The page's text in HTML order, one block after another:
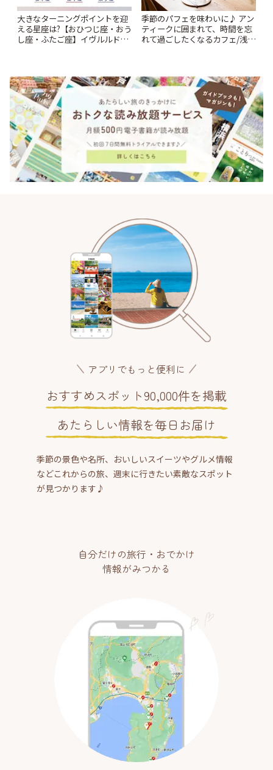
大きなターニングポイントを迎
える星座は?【おひつじ座・おう
し座・ふたご座】イヴルルド遙
季節のパフェを味わいに♪ アン
ティークに囲まれて、時間を忘
れて過ごしたくなるカフェ/浅草
アプリでもっと便利に
おすすめスポット90,000件を掲載
あたらしい情報を毎日お届け
季節の景色や名所、おいしいスイーツやグルメ情報
などこれからの旅、週末に行きたい素敵なスポット
が見つかります♪
自分だけの旅行・おでかけ
情報がみつかる